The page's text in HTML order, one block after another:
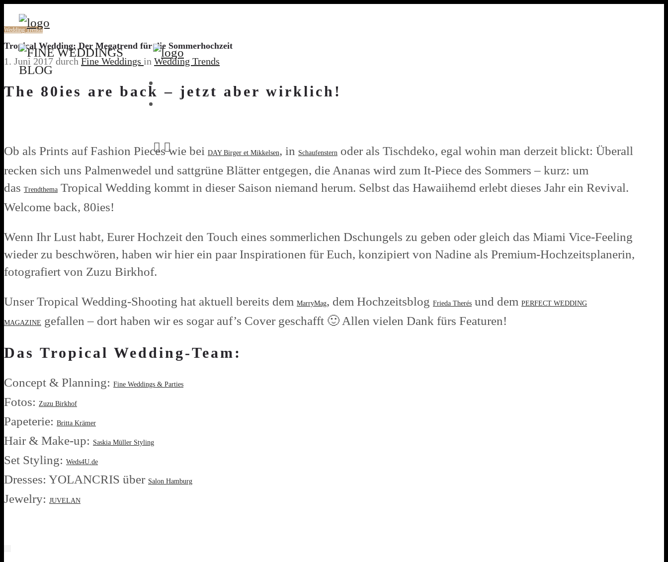
Wedding Trends
Tropical Wedding: Der Megatrend für die Sommerhochzeit
1. Juni 2017 durch Fine Weddings in Wedding Trends
The 80ies are back – jetzt aber wirklich!
Ob als Prints auf Fashion Pieces wie bei DAY Birger et Mikkelsen, in Schaufenstern oder als Tischdeko, egal wohin man derzeit blickt: Überall
recken sich uns Palmenwedel und sattgrüne Blätter entgegen, die Ananas wird zum It-Piece des Sommers – kurz: um
das Trendthema Tropical Wedding kommt in dieser Saison niemand herum. Selbst das Hawaiihemd erlebt dieses Jahr ein Revival.
Welcome back, 80ies!
Wenn Ihr Lust habt, Eurer Hochzeit den Touch eines sommerlichen Dschungels zu geben oder gleich das Miami Vice-Feeling
wieder zu beschwören, haben wir hier ein paar Inspirationen für Euch, konzipiert von Nadine als Premium-Hochzeitsplanerin,
fotografiert von Zuzu Birkhof.
Unser Tropical Wedding-Shooting hat aktuell bereits dem MarryMag, dem Hochzeitsblog Frieda Therés und dem PERFECT WEDDING
MAGAZINE gefallen – dort haben wir es sogar auf’s Cover geschafft 🙂 Allen vielen Dank fürs Featuren!
Das Tropical Wedding-Team:
Concept & Planning: Fine Weddings & Parties
Fotos: Zuzu Birkhof
Papeterie: Britta Krämer
Hair & Make-up: Saskia Müller Styling
Set Styling: Weds4U.de
Dresses: YOLANCRIS über Salon Hamburg
Jewelry: JUVELAN